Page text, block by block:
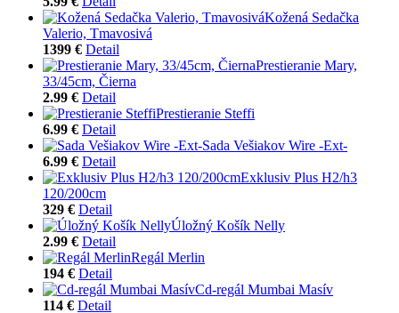
Kožená Sedačka
Valerio, Tmavosivá
1399 € Detail
Prestieranie Mary,
33/45cm, Čierna
2.99 € Detail
Prestieranie Steffi
6.99 € Detail
Sada Vešiakov Wire -Ext-
6.99 € Detail
Exklusiv Plus H2/h3
120/200cm
329 € Detail
Úložný Košík Nelly
2.99 € Detail
Regál Merlin
194 € Detail
Cd-regál Mumbai Masív
114 € Detail